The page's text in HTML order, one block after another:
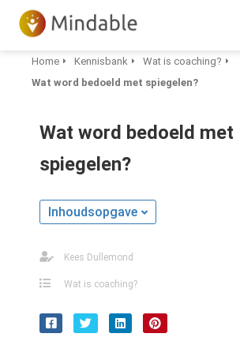
Home Kennisbank
Wat is coaching?
Wat word bedoeld met spiegelen?
Wat word bedoeld met
spiegelen?
Inhoudsopgave
Kees Dullemond
Wat is coaching?